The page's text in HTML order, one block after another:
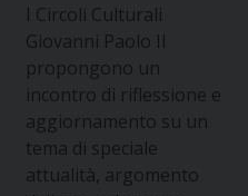
I Circoli Culturali
Giovanni Paolo II
propongono un
incontro di riflessione e
aggiornamento su un
tema di speciale
attualità, argomento